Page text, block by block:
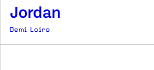
Jordan
Demi Loiro